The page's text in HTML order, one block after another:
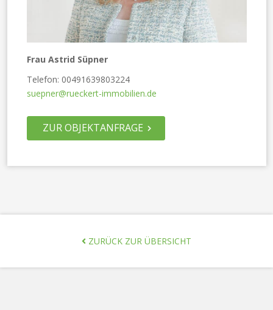
Frau Astrid Süpner
Telefon: 00491639803224
suepner@rueckert-immobilien.de
ZUR OBJEKTANFRAGE
ZURÜCK ZUR ÜBERSICHT